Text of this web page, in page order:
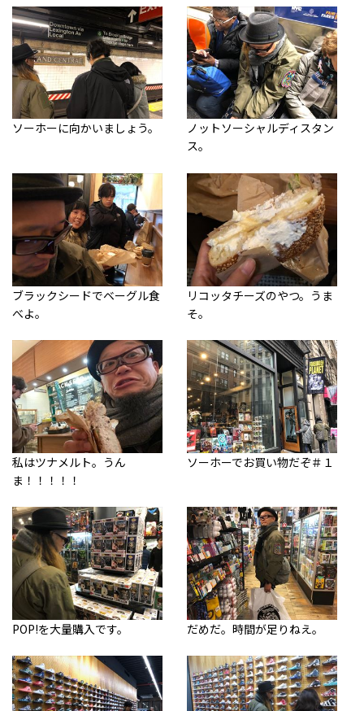
ソーホーに向かいましょう。
ノットソーシャルディスタン
ス。
ブラックシードでベーグル食
べよ。
リコッタチーズのやつ。うま
そ。
私はツナメルト。うん
ま！！！！！
ソーホーでお買い物だぞ＃１
POP!を大量購入です。 だめだ。時間が足りねえ。